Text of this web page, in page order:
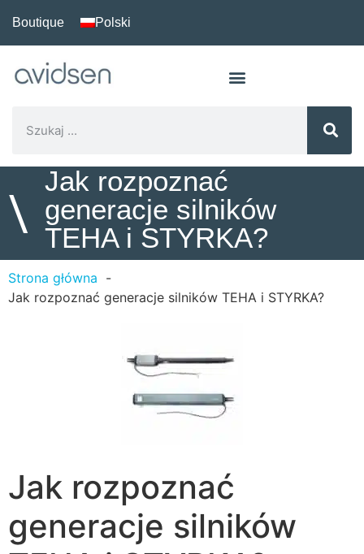
Boutique Polski
\
Jak rozpoznać
generacje silników
TEHA i STYRKA?
Strona główna
Jak rozpoznać generacje silników TEHA i STYRKA?
Jak rozpoznać
generacje silników